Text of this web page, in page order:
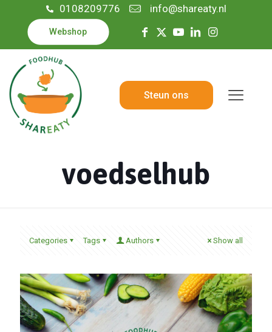
0108209776 info@shareaty.nl
Webshop
Steun ons
voedselhub
Categories Tags Authors Show all